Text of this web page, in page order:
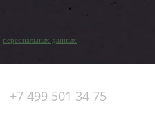
персональных данных
+7 499 501 34 75